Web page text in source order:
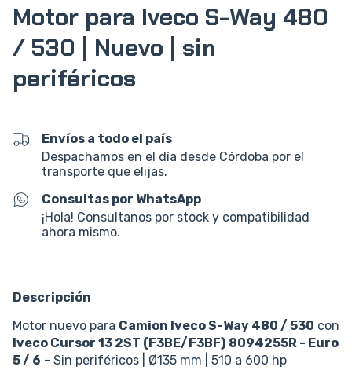
Motor para Iveco S-Way 480
/ 530 | Nuevo | sin
periféricos
Envíos a todo el país
Despachamos en el día desde Córdoba por el
transporte que elijas.
Consultas por WhatsApp
¡Hola! Consultanos por stock y compatibilidad
ahora mismo.
Descripción
Motor nuevo para Camion IvecoS-Way 480 / 530 con
Iveco Cursor 13 2ST (F3BE/F3BF) 8094255R - Euro
5 / 6 - Sin periféricos | Ø135 mm | 510 a 600 hp